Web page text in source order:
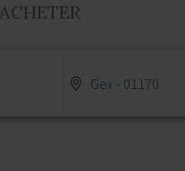
Gex - 01170